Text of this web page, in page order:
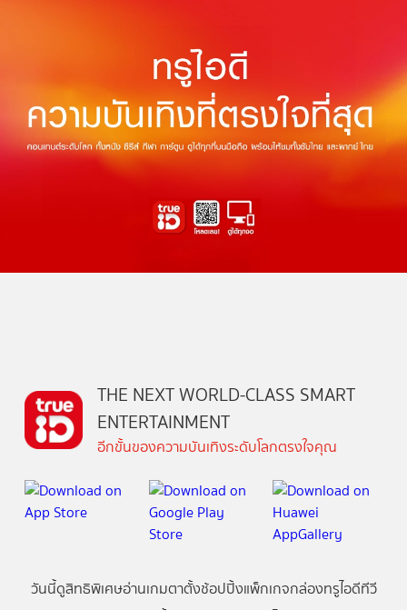
THE NEXT WORLD-CLASS SMART
ENTERTAINMENT
อีกขั้นของความบันเทิงระดับโลกตรงใจคุณ
วันนี้ดูสิทธิพิเศษอ่านเกมตาตั้งช้อปปิ้งแพ็กเกจกล่องทรูไอดีทีวี